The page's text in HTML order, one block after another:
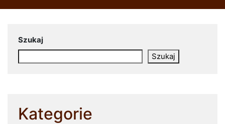
Szukaj
Szukaj
Kategorie